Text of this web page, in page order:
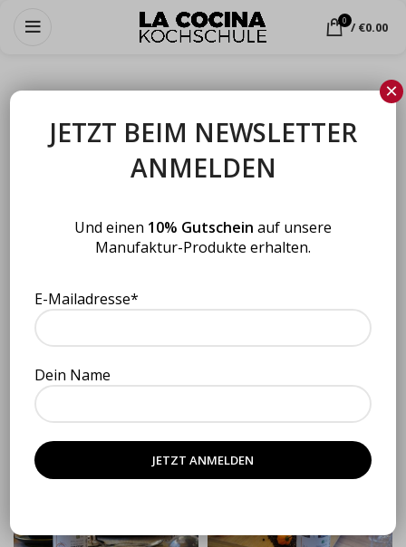
0 / €0.00
Wähle aus unseren Kochkursen
Orange & Mandarine
Manufaktur Produkte,
Smoked Paprika Chutney (175
Manufaktur Produkte
JETZT BEIM NEWSLETTER
ANMELDEN
Und einen 10% Gutschein auf unsere
Manufaktur-Produkte erhalten.
E-Mailadresse*
Dein Name
×